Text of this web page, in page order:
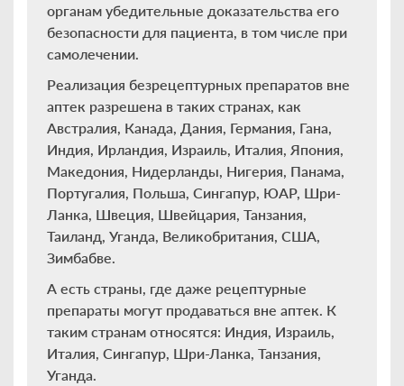
органам убедительные доказательства его
безопасности для пациента, в том числе при
самолечении.
Реализация безрецептурных препаратов вне
аптек разрешена в таких странах, как
Австралия, Канада, Дания, Германия, Гана,
Индия, Ирландия, Израиль, Италия, Япония,
Македония, Нидерланды, Нигерия, Панама,
Португалия, Польша, Сингапур, ЮАР, Шри-
Ланка, Швеция, Швейцария, Танзания,
Таиланд, Уганда, Великобритания, США,
Зимбабве.
А есть страны, где даже рецептурные
препараты могут продаваться вне аптек. К
таким странам относятся: Индия, Израиль,
Италия, Сингапур, Шри-Ланка, Танзания,
Уганда.